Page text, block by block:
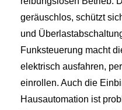
geräuschlos, schützt
und
Funksteuerung macht
elektrisch ausfahren,
einrollen. Auch die
Hausautomation ist